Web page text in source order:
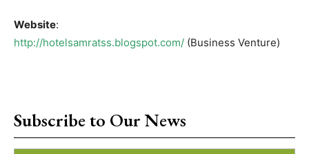
Website:
http://hotelsamratss.blogspot.com/ (Business Venture)
Subscribe to Our News